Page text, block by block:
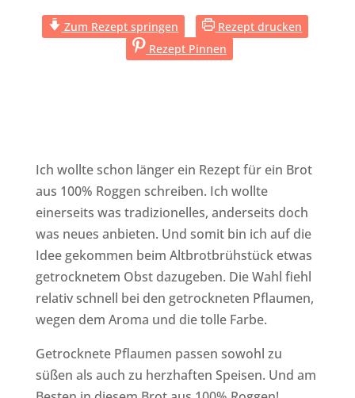
Zum Rezept springen
Rezept drucken
Rezept Pinnen
Ich wollte schon länger ein Rezept für ein Brot
aus 100% Roggen schreiben. Ich wollte
einerseits was tradizionelles, anderseits doch
was neues anbieten. Und somit bin ich auf die
Idee gekommen beim Altbrotbrühstück etwas
getrocknetem Obst dazugeben. Die Wahl fiehl
relativ schnell bei den getrockneten Pflaumen,
wegen dem Aroma und die tolle Farbe.
Getrocknete Pflaumen passen sowohl zu
süßen als auch zu herzhaften Speisen. Und am